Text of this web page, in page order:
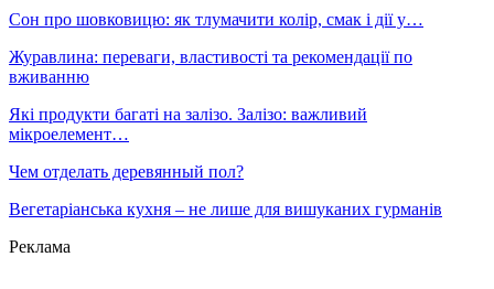
Сон про шовковицю: як тлумачити колір, смак і дії у…
Журавлина: переваги, властивості та рекомендації по
вживанню
Які продукти багаті на залізо. Залізо: важливий
мікроелемент…
Чем отделать деревянный пол?
Вегетаріанська кухня – не лише для вишуканих гурманів
Реклама